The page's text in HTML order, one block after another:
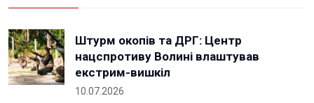
Штурм окопів та ДРГ: Центр
нацспротиву Волині влаштував
екстрим-вишкіл
10.07.2026